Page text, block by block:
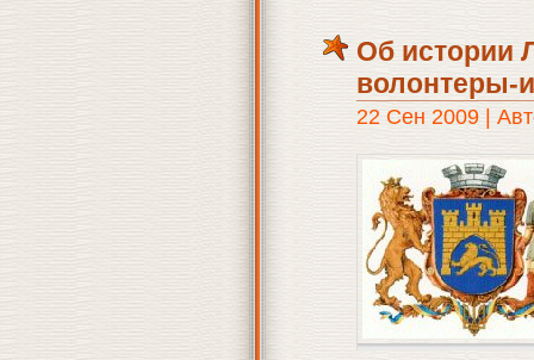
Об истории
волонтеры-
22 Сен 2009 |